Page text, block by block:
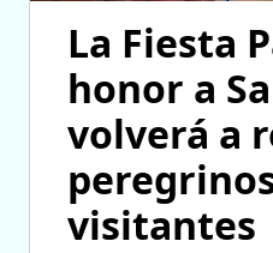
La Fiesta
honor a
volverá a
visitantes